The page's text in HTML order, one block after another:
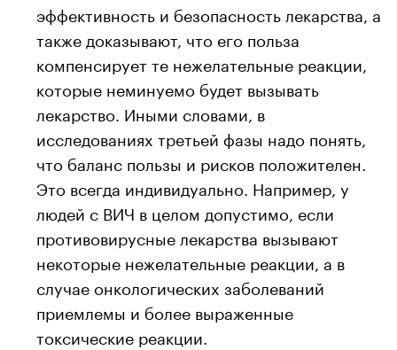
эффективность и безопасность лекарства, а
также доказывают, что его польза
компенсирует те нежелательные реакции,
которые неминуемо будет вызывать
лекарство. Иными словами, в
исследованиях третьей фазы надо понять,
что баланс пользы и рисков положителен.
Это всегда индивидуально. Например, у
людей с ВИЧ в целом допустимо, если
противовирусные лекарства вызывают
некоторые нежелательные реакции, а в
случае онкологических заболеваний
приемлемы и более выраженные
токсические реакции.